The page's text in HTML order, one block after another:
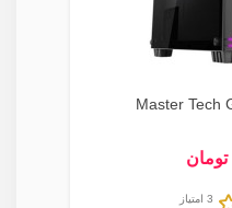
3 امتیاز